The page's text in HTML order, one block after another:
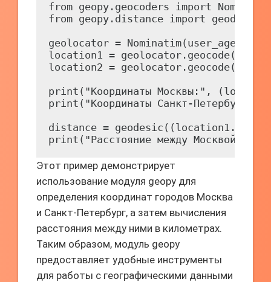
from geopy.geocoders import
from geopy.distance import geodesic
geolocator =
location1 =
location2 =
print("Координаты Москвы:",
print("Координаты Санкт-
distance =
Этот пример демонстрирует
использование модуля geopy для
определения координат городов Москва
и Санкт-Петербург, а затем вычисления
расстояния между ними в километрах.
Таким образом, модуль geopy
предоставляет удобные инструменты
для работы с географическими данными